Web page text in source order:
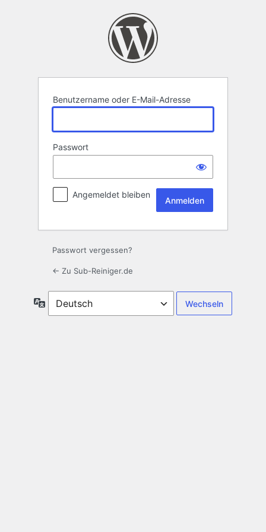
Benutzername oder E-Mail-Adresse
Passwort
Angemeldet bleiben
Passwort vergessen?
← Zu Sub-Reiniger.de
Sprache